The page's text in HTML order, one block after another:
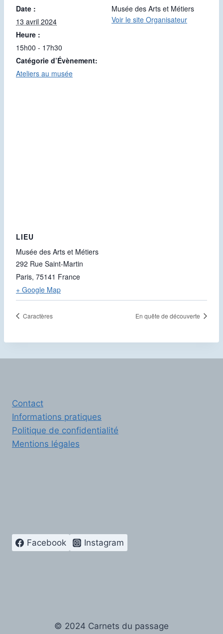
Date :
13 avril 2024
Heure :
15h00 - 17h30
Catégorie d’Évènement:
Ateliers au musée
Musée des Arts et Métiers
Voir le site Organisateur
LIEU
Musée des Arts et Métiers
292 Rue Saint-Martin
Paris, 75141 France
+ Google Map
Caractères En quête de découverte
Contact
Informations pratiques
Politique de confidentialité
Mentions légales
Facebook Instagram
© 2024 Carnets du passage